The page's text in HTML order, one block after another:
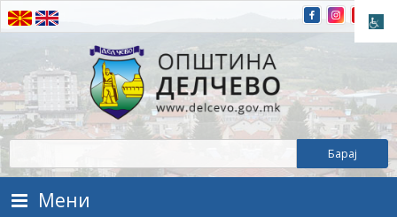
Прескокнете на содржината
Општина Делчево
Општина Делчево
Мени